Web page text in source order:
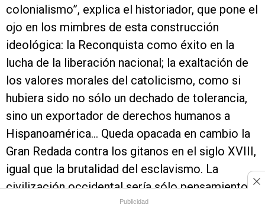
colonialismo”, explica el historiador, que pone el
ojo en los mimbres de esta construcción
ideológica: la Reconquista como éxito en la
lucha de la liberación nacional; la exaltación de
los valores morales del catolicismo, como si
hubiera sido no sólo un dechado de tolerancia,
sino un exportador de derechos humanos a
Hispanoamérica... Queda opacada en cambio la
Gran Redada contra los gitanos en el siglo XVIII,
igual que la brutalidad del esclavismo. La
civilización occidental sería sólo pensamiento
griego, derecho romano, arte renacentista,
Publicidad